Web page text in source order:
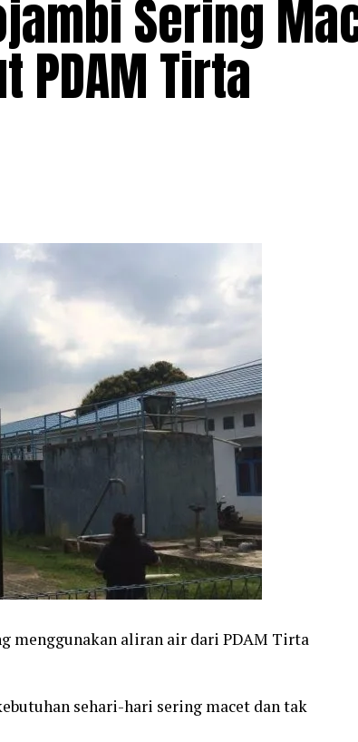
Sering
PDAM Tirta
menggunakan aliran air dari PDAM Tirta
sehari-hari sering macet dan tak